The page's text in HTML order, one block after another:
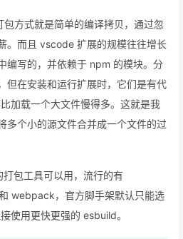
方式就是简单的编译拷贝，通过忽
。而且 vscode 扩展的规模往往增长
编写的，并依赖于 npm 的模块。分
但在安装和运行扩展时，它们是有代
加载一个大文件慢得多。这就是我
多个小的源文件合并成一个文件的过
包工具可以用，流行的有
webpack，官方脚手架默认只能选
使用更快更强的 esbuild。